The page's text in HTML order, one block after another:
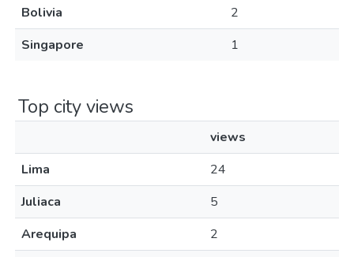
Bolivia
2
Singapore
1
Top city views
views
Lima
24
Juliaca
5
Arequipa
2